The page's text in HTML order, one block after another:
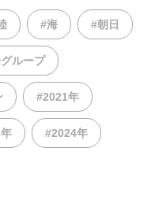
#海 #朝日
ループ
#2021年
#2024年